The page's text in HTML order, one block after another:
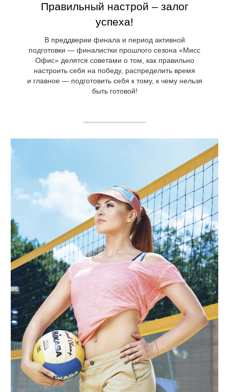
Правильный настрой – залог
успеха!
В преддверии финала и период активной
подготовки — финалистки прошлого сезона «Мисс
Офис» делятся советами о том, как правильно
настроить себя на победу, распределить время
и главное — подготовить себя к тому, к чему нельзя
быть готовой!